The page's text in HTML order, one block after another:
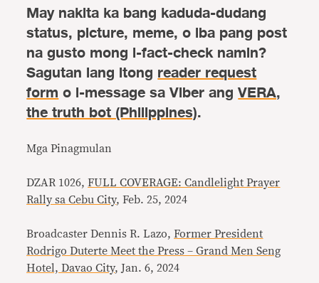
May nakita ka bang kaduda-dudang
status, picture, meme, o iba pang post
na gusto mong i-fact-check namin?
Sagutan lang itongreader request
formo i-message sa Viber angVERA,
the truth bot (Philippines).
Mga Pinagmulan
DZAR 1026,FULL COVERAGE: Candlelight Prayer
Rally sa Cebu City, Feb. 25, 2024
Broadcaster Dennis R. Lazo,Former President
Rodrigo Duterte Meet the Press – Grand Men Seng
Hotel, Davao City, Jan. 6, 2024